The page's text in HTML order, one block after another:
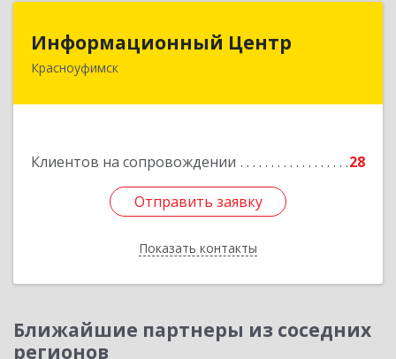
Информационный Центр
Красноуфимск
Клиентов на сопровождении 28
Отправить заявку
Показать контакты
Информационный Центр
623300, Свердловская обл, Красноуфимск г,
Отправить заявку
Назад
Ближайшие партнеры из соседних
регионов